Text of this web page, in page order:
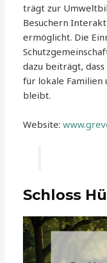
trägt zur
Besuchern
ermöglicht. Die
dazu beiträgt,
für lokale Familien
bleibt.
Website:
Schloss